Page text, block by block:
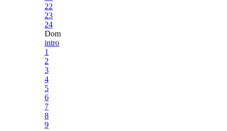
22
23
24
Dom
intro
1
2
3
4
5
6
7
8
9